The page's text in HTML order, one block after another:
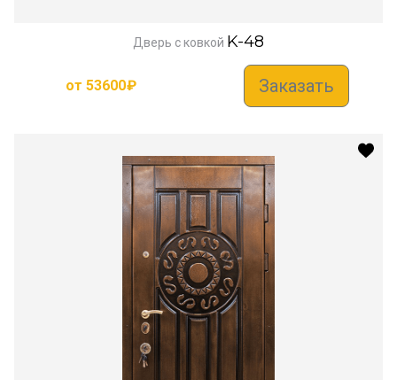
Дверь с ковкой K-48
от 53600₽ Заказать